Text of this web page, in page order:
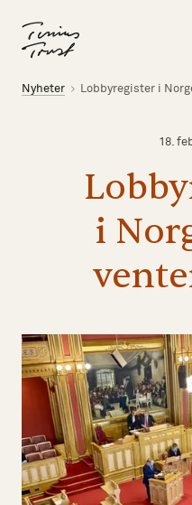
Til forsiden
Brødsmulesti
Nyheter Lobbyregister i
18.
i